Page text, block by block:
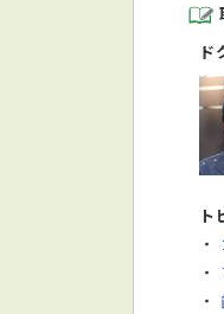
ド
ト
・
・
・